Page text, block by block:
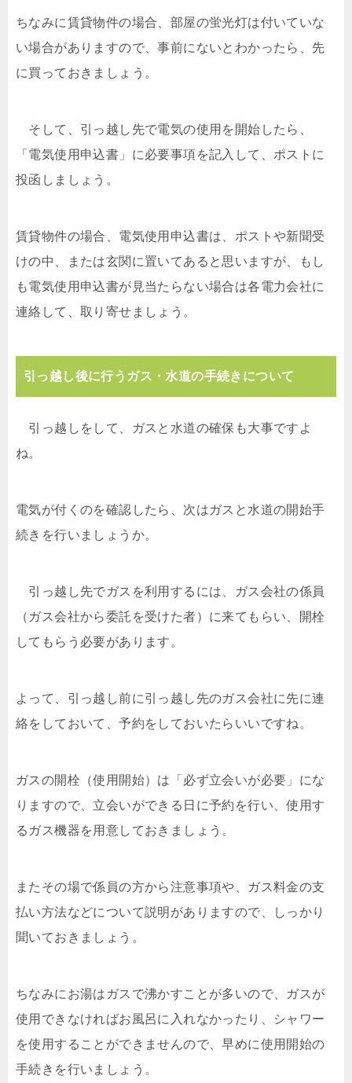
ちなみに賃貸物件の場合、部屋の蛍光灯は付いていな
い場合がありますので、事前にないとわかったら、先
に買っておきましょう。
そして、引っ越し先で電気の使用を開始したら、
「電気使用申込書」に必要事項を記入して、ポストに
投函しましょう。
賃貸物件の場合、電気使用申込書は、ポストや新聞受
けの中、または玄関に置いてあると思いますが、もし
も電気使用申込書が見当たらない場合は各電力会社に
連絡して、取り寄せましょう。
引っ越し後に行うガス・水道の手続きについて
引っ越しをして、ガスと水道の確保も大事ですよ
ね。
電気が付くのを確認したら、次はガスと水道の開始手
続きを行いましょうか。
引っ越し先でガスを利用するには、ガス会社の係員
（ガス会社から委託を受けた者）に来てもらい、開栓
してもらう必要があります。
よって、引っ越し前に引っ越し先のガス会社に先に連
絡をしておいて、予約をしておいたらいいですね。
ガスの開栓（使用開始）は「必ず立会いが必要」にな
りますので、立会いができる日に予約を行い、使用す
るガス機器を用意しておきましょう。
またその場で係員の方から注意事項や、ガス料金の支
払い方法などについて説明がありますので、しっかり
聞いておきましょう。
ちなみにお湯はガスで沸かすことが多いので、ガスが
使用できなければお風呂に入れなかったり、シャワー
を使用することができませんので、早めに使用開始の
手続きを行いましょう。